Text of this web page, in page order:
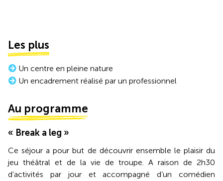
Les plus
Un centre en pleine nature
Un encadrement réalisé par un professionnel
Au programme
« Break a leg »
Ce séjour a pour but de découvrir ensemble le plaisir du
jeu théâtral et de la vie de troupe. A raison de 2h30
d’activités par jour et accompagné d’un comédien